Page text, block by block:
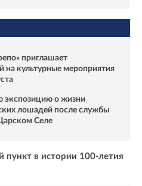
приглашает
на культурные мероприятия
экспозицию о жизни
лошадей после службы
Селе
пункт в истории 100-летия